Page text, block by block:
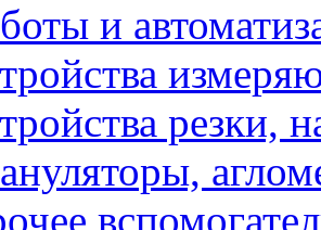
и
резки,